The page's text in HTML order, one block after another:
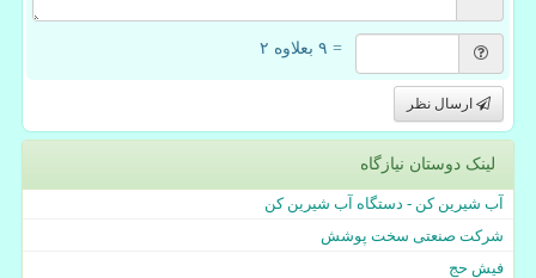
= ۹ بعلاوه ۲
ارسال نظر
لینک دوستان نیازگاه
آب شیرین کن - دستگاه آب شیرین کن
شرکت صنعتی سخت پوشش
فیش حج